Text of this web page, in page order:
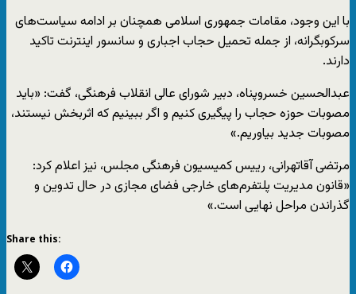
با این وجود، مقامات جمهوری اسلامی همچنان بر ادامه سیاست‌های
سرکوبگرانه، از جمله تحمیل حجاب اجباری و سانسور اینترنت تاکید
دارند.
عبدالحسین خسروپناه، دبیر شورای عالی انقلاب فرهنگی، گفت: «باید
مصوبات حوزه حجاب را پیگیری کنیم و اگر ببینیم که اثربخش نیستند،
مصوبات جدید بیاوریم.»
مرتضی آقاتهرانی، رییس کمیسیون فرهنگی مجلس، نیز اعلام کرد:
«قانون مدیریت پلتفرم‌های خارجی فضای مجازی در حال تدوین و
گذراندن مراحل نهایی است.»
Share this: